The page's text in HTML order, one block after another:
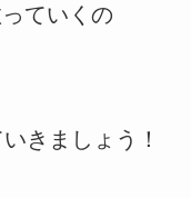
ていくの
きましょう！